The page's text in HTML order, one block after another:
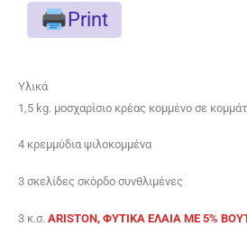
Print
Υλικά
1,5 kg. μοσχαρίσιο κρέας κομμένο σε
4 κρεμμύδια ψιλοκομμένα
3 σκελίδες σκόρδο συνθλιμένες
3 κ.σ. ARISTON, ΦΥΤΙΚΑ ΕΛΑΙΑ ME 5%